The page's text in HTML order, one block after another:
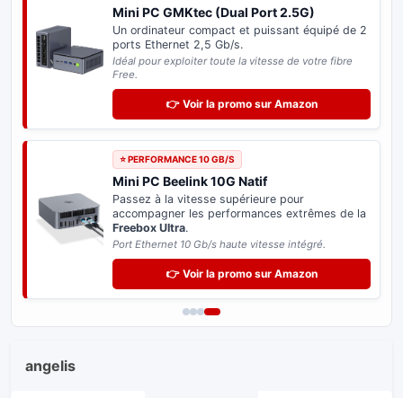
Mini PC GMKtec (Dual Port 2.5G)
Un ordinateur compact et puissant équipé de 2
ports Ethernet 2,5 Gb/s.
Idéal pour exploiter toute la vitesse de votre fibre
Free.
👉 Voir la promo sur Amazon
⭐ PERFORMANCE 10 GB/S
Mini PC Beelink 10G Natif
Passez à la vitesse supérieure pour
accompagner les performances extrêmes de la
Freebox Ultra.
Port Ethernet 10 Gb/s haute vitesse intégré.
👉 Voir la promo sur Amazon
angelis